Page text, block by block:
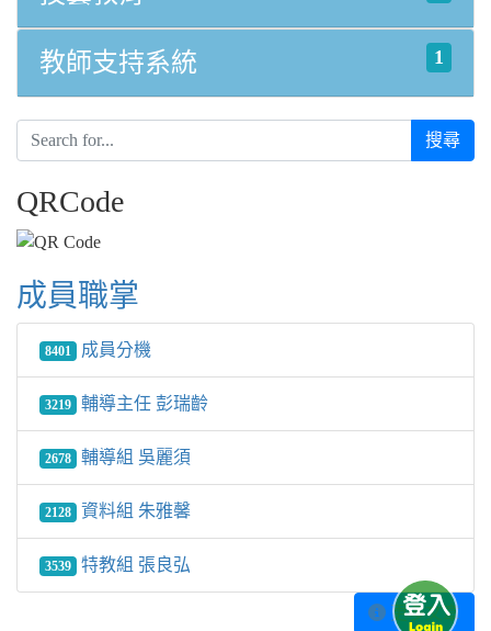
1
教師支持系統
搜尋
QRCode
成員職掌
8401 成員分機
3219 輔導主任 彭瑞齡
2678 輔導組 吳麗須
2128 資料組 朱雅馨
3539 特教組 張良弘
更多文章